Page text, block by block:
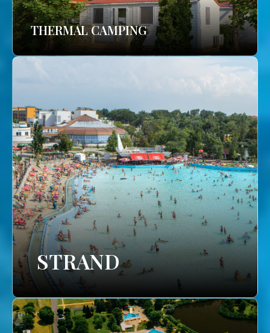
THERMAL CAMPING
STRAND